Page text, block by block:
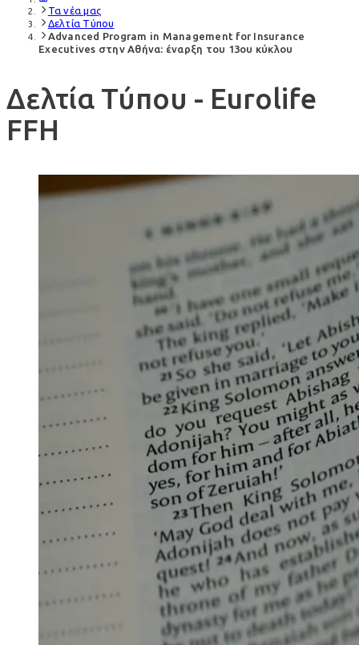
Τα νέα μας
Δελτία Τύπου
Advanced Program in Management for Insurance
Executives στην Αθήνα: έναρξη του 13ου κύκλου
Δελτία Τύπου - Eurolife
FFH